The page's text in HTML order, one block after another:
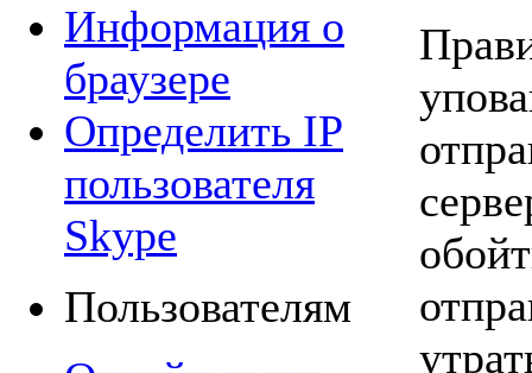
Информация о
браузере
Определить IP
пользователя
Skype
Пользователям